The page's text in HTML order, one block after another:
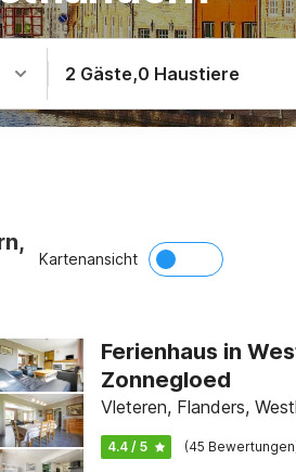
2 Gäste,0 Haustiere
Kartenansicht
Ferienhaus in
Zonnegloed
Vleteren, Flanders,
4.4 / 5 (45